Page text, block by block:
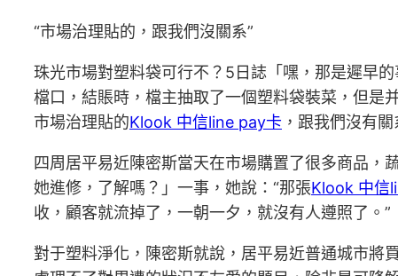
“市場治理貼的，跟我們沒關系”
珠光市場對塑料袋可行不？5日誌「嘿，那是遲早
檔口，結賬時，檔主抽取了一個塑料袋裝菜，但是
市場治理貼的Klook 中信line pay卡 ，跟我們沒有
四周居平易近陳密斯當天在市場購置了很多商品，
她進修，了解嗎？」一事，她說：“那張Klook 中信
收，顧客就流掉了，一朝一夕，就沒有人遵照了。”
對于塑料淨化，陳密斯就說，居平易近普通城市將